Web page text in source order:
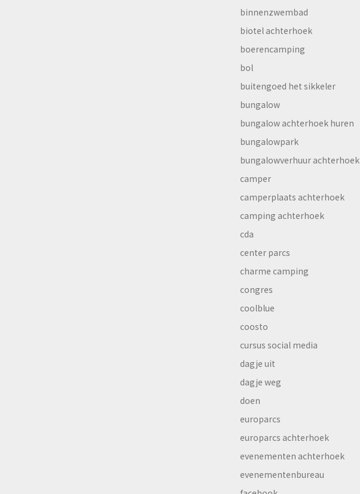
binnenzwembad
biotel achterhoek
boerencamping
bol
buitengoed het sikkeler
bungalow
bungalow achterhoek huren
bungalowpark
bungalowverhuur achterhoek
camper
camperplaats achterhoek
camping achterhoek
cda
center parcs
charme camping
congres
coolblue
coosto
cursus social media
dagje uit
dagje weg
doen
europarcs
europarcs achterhoek
evenementen achterhoek
evenementenbureau